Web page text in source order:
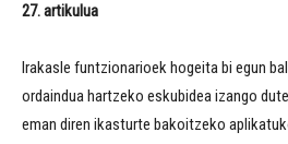
27. artikulua
Irakasle funtzionarioek hogeita bi egun
ordaindua hartzeko eskubidea izango
eman diren ikasturte bakoitzeko